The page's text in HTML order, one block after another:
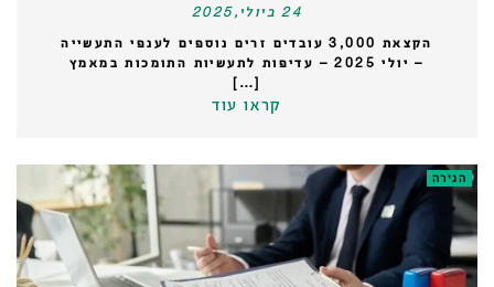
24 ביולי,2025
הקצאת 3,000 עובדים זרים נוספים לענפי התעשייה
– יולי 2025 – עדיפות לתעשיות התומכות במאמץ
[…]
קראו עוד
הגירה